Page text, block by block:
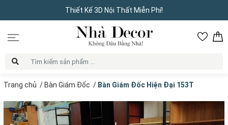
Thiết Kế 3D Nội Thất Miễn Phí!
Trang chủ / Bàn Giám Đốc / Bàn Giám Đốc Hiện Đại 153T